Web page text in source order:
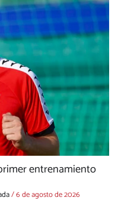
entrenamiento
/6 de agosto de 2026